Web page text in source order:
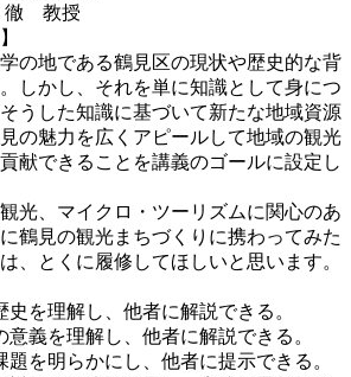
徹 教授
の地である鶴見区の現状や歴史的な背
しかし、それを単に知識として身につ
うした知識に基づいて新たな地域資源
の魅力を広くアピールして地域の観光
献できることを講義のゴールに設定し
光、マイクロ・ツーリズムに関心のあ
鶴見の観光まちづくりに携わってみた
、とくに履修してほしいと思います。
を理解し、他者に解説できる。
義を理解し、他者に解説できる。
を明らかにし、他者に提示できる。